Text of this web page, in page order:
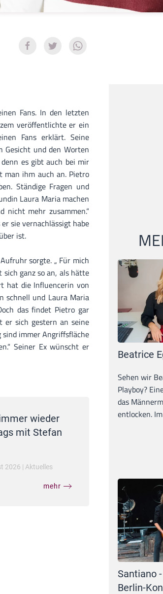
Fans. In den letzten
veröffentlichte er ein
Fans erklärt. Seine
und den Worten
es gibt auch bei mir
man ihm auch an. Pietro
Ständige Fragen und
Laura Maria machen
nicht mehr zusammen.“
sie vernachlässigt habe
ist.
sorgte. „ Für mich
ganz so an, als hätte
hat die Influencerin von
schnell und Laura Maria
das findet Pietro gar
sich gestern an seine
sind immer Angriffsfläche
Seiner Ex wünscht er
wieder
mit Stefan
2026 | Aktuelles
mehr
Beatrice
Sehen wir
Playboy?
das
entlocken.
Santiano
Berlin-